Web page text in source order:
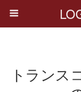
トランス